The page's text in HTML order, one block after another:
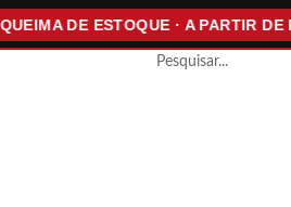
DE ESTOQUE · A PARTIR DE R$30